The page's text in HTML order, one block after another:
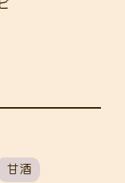
甘酒